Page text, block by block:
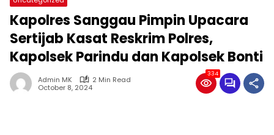
Kapolres Sanggau Pimpin Upacara
Sertijab Kasat Reskrim Polres,
Kapolsek Parindu dan Kapolsek Bonti
Admin MK
2 Min Read
October 8, 2024
334